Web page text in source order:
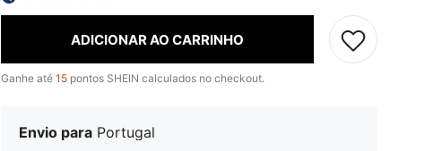
ADICIONAR AO CARRINHO
Ganhe até 15 pontos SHEIN calculados no checkout.
Envio para Portugal